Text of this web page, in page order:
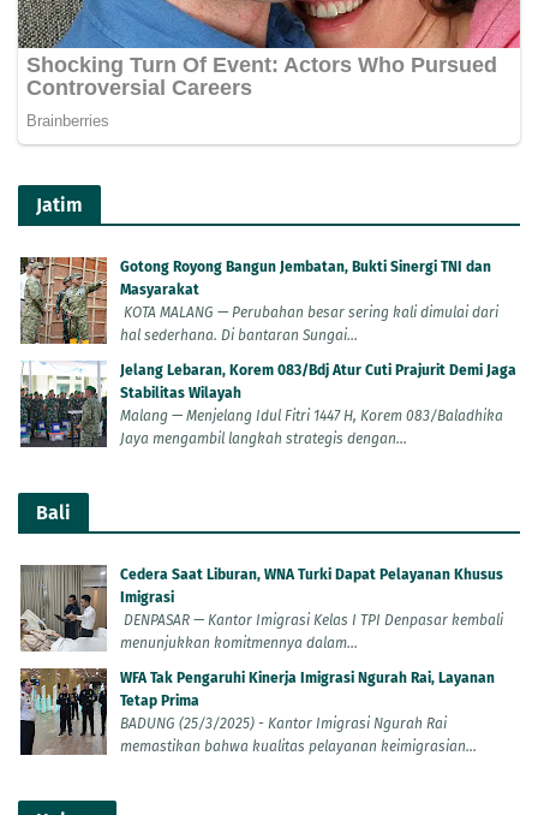
Jatim
Gotong Royong Bangun Jembatan, Bukti Sinergi TNI dan
Masyarakat
KOTA MALANG — Perubahan besar sering kali dimulai dari
hal sederhana. Di bantaran Sungai...
Jelang Lebaran, Korem 083/Bdj Atur Cuti Prajurit Demi Jaga
Stabilitas Wilayah
Malang — Menjelang Idul Fitri 1447 H, Korem 083/Baladhika
Jaya mengambil langkah strategis dengan...
Bali
Cedera Saat Liburan, WNA Turki Dapat Pelayanan Khusus
Imigrasi
DENPASAR — Kantor Imigrasi Kelas I TPI Denpasar kembali
menunjukkan komitmennya dalam...
WFA Tak Pengaruhi Kinerja Imigrasi Ngurah Rai, Layanan
Tetap Prima
BADUNG (25/3/2025) - Kantor Imigrasi Ngurah Rai
memastikan bahwa kualitas pelayanan keimigrasian...